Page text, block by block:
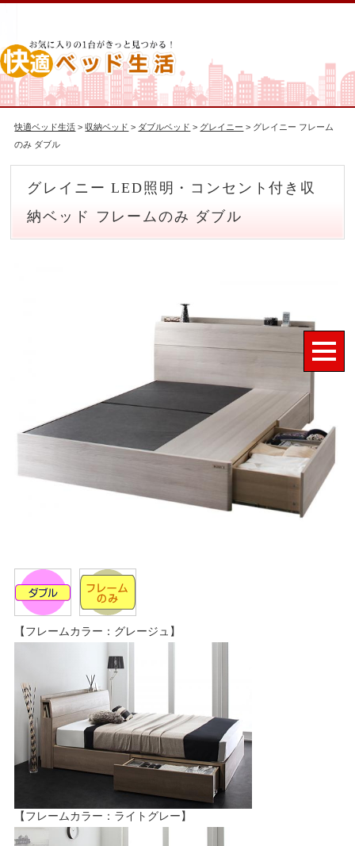
快適ベッド生活 >収納ベッド > ダブルベッド > グレイニー > グレイニー フレーム
のみ ダブル
グレイニー LED照明・コンセント付き収
納ベッド フレームのみ ダブル
【フレームカラー：グレージュ】
【フレームカラー：ライトグレー】